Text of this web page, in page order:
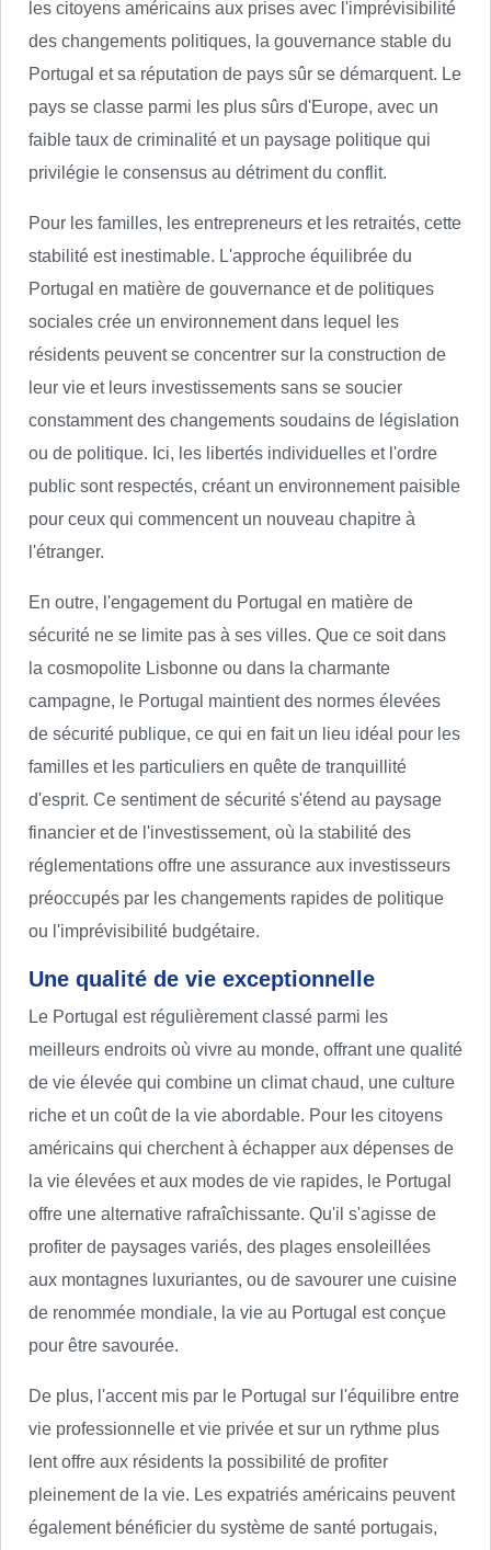
les citoyens américains aux prises avec l'imprévisibilité
des changements politiques, la gouvernance stable du
Portugal et sa réputation de pays sûr se démarquent. Le
pays se classe parmi les plus sûrs d'Europe, avec un
faible taux de criminalité et un paysage politique qui
privilégie le consensus au détriment du conflit.
Pour les familles, les entrepreneurs et les retraités, cette
stabilité est inestimable. L'approche équilibrée du
Portugal en matière de gouvernance et de politiques
sociales crée un environnement dans lequel les
résidents peuvent se concentrer sur la construction de
leur vie et leurs investissements sans se soucier
constamment des changements soudains de législation
ou de politique. Ici, les libertés individuelles et l'ordre
public sont respectés, créant un environnement paisible
pour ceux qui commencent un nouveau chapitre à
l'étranger.
En outre, l'engagement du Portugal en matière de
sécurité ne se limite pas à ses villes. Que ce soit dans
la cosmopolite Lisbonne ou dans la charmante
campagne, le Portugal maintient des normes élevées
de sécurité publique, ce qui en fait un lieu idéal pour les
familles et les particuliers en quête de tranquillité
d'esprit. Ce sentiment de sécurité s'étend au paysage
financier et de l'investissement, où la stabilité des
réglementations offre une assurance aux investisseurs
préoccupés par les changements rapides de politique
ou l'imprévisibilité budgétaire.
Une qualité de vie exceptionnelle
Le Portugal est régulièrement classé parmi les
meilleurs endroits où vivre au monde, offrant une qualité
de vie élevée qui combine un climat chaud, une culture
riche et un coût de la vie abordable. Pour les citoyens
américains qui cherchent à échapper aux dépenses de
la vie élevées et aux modes de vie rapides, le Portugal
offre une alternative rafraîchissante. Qu'il s'agisse de
profiter de paysages variés, des plages ensoleillées
aux montagnes luxuriantes, ou de savourer une cuisine
de renommée mondiale, la vie au Portugal est conçue
pour être savourée.
De plus, l'accent mis par le Portugal sur l'équilibre entre
vie professionnelle et vie privée et sur un rythme plus
lent offre aux résidents la possibilité de profiter
pleinement de la vie. Les expatriés américains peuvent
également bénéficier du système de santé portugais,